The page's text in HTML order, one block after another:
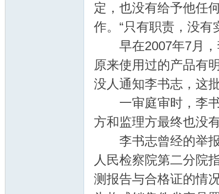
定，也没有给予他任
作。“只有职责，没有
早在2007年7月，
原来使用过的产品有
没人通知李书志，这
一审庭审时，李书
方和监理方最终也没
李书志曾经的举报
人民检察院第二分院
测报告与合格证的情